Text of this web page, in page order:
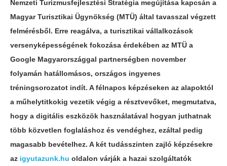
Nemzeti Turizmusfejlesztési Stratégia megújítása kapcsán a
Magyar Turisztikai Ügynökség (MTÜ) által tavasszal végzett
felmérésből. Erre reagálva, a turisztikai vállalkozások
versenyképességének fokozása érdekében az MTÜ a
Google Magyarországgal partnerségben november
folyamán hatállomásos, országos ingyenes
tréningsorozatot indít. A félnapos képzéseken az alapoktól
a műhelytitkokig vezetik végig a résztvevőket, megmutatva,
hogy a digitális eszközök használatával hogyan juthatnak
több közvetlen foglaláshoz és vendéghez, ezáltal pedig
magasabb bevételhez. A két tudásszinten zajló képzésekre
az igyutazunk.hu oldalon várják a hazai szolgáltatók